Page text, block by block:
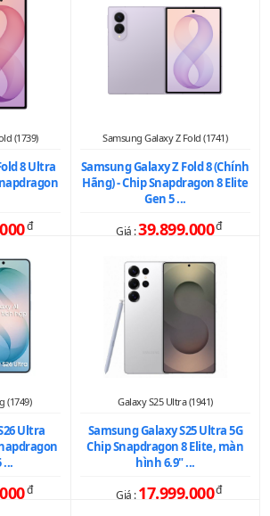
(1739)
8 Ultra
đ
Samsung Galaxy Z Fold (1741)
Samsung Galaxy Z Fold 8 (Chính
Hãng) - Chip Snapdragon 8 Elite
Gen 5 ...
Giá :39.899.000đ
(1749)
Ultra
...
đ
Galaxy S25 Ultra (1941)
Samsung Galaxy S25 Ultra 5G
Chip Snapdragon 8 Elite, màn
hình 6.9" ...
Giá :17.999.000đ